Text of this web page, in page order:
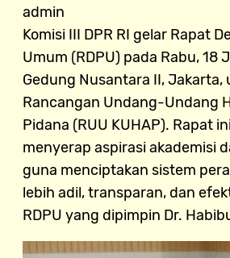
admin
Komisi III DPR RI gelar Rapat
Umum (RDPU) pada Rabu, 18
Gedung Nusantara II,
Rancangan Undang-Undang
Pidana (RUU KUHAP). Rapat
menyerap aspirasi akademisi
guna menciptakan sistem
lebih adil, transparan, dan
RDPU yang dipimpin Dr.